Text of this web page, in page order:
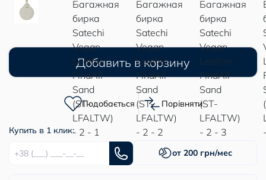
Добавить в корзину
Подобається Порівняти
Купить в 1 клик:
от 200 грн/мес